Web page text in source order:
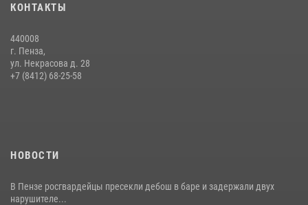
сборов «Гвардеец» с вооружением и техникой Росгвардии
Начальник Управления Росгвардии по Пензенской области Павел
Пучков посетил 55-й Всероссийский Лермонтовский праздник
КОНТАКТЫ
440008
г. Пенза,
ул. Некрасова д. 28
+7 (8412) 68-25-58
НОВОСТИ
В Пензе росгвардейцы пресекли дебош в баре и задержали двух
нарушителе...